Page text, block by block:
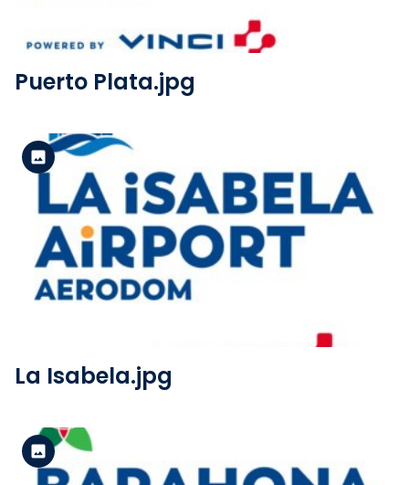
Puerto Plata.jpg
Ver el archivo
Versión estándar
La Isabela.jpg